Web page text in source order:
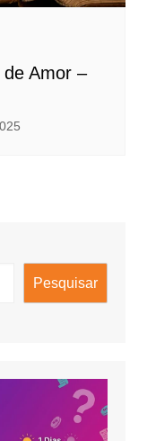
Amor –
Pesquisar